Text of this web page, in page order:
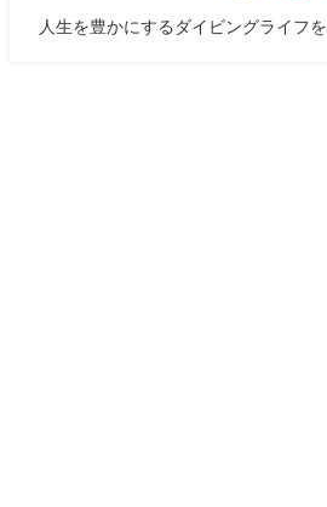
人生を豊かにするダイビングライフを